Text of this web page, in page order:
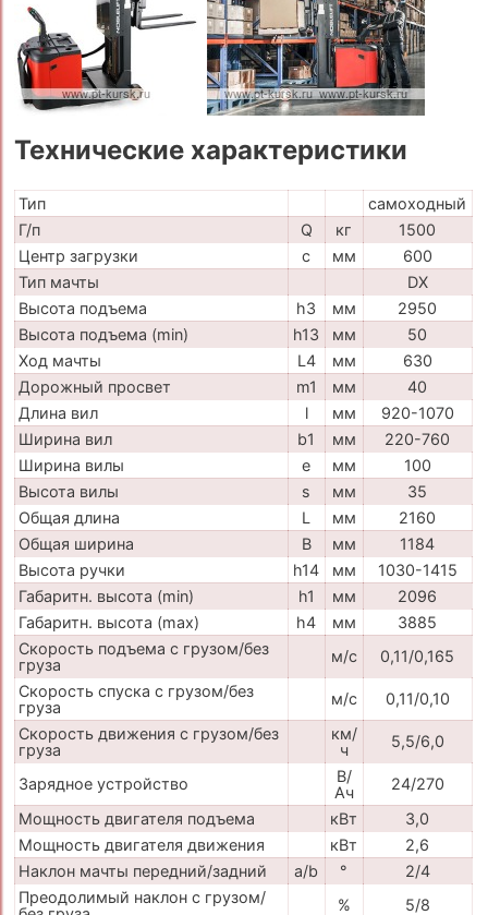
Технические характеристики
Тип
самоходный
Г/п
Q кг
1500
Центр загрузки
c мм
600
Тип мачты
DX
Высота подъема
h3 мм
2950
Высота подъема (min)
h13 мм
50
Ход мачты
L4 мм
630
Дорожный просвет
m1 мм
40
Длина вил
l мм
920-1070
Ширина вил
b1 мм
220-760
Ширина вилы
e мм
100
Высота вилы
s мм
35
Общая длина
L мм
2160
Общая ширина
B мм
1184
Высота ручки
h14 мм
1030-1415
Габаритн. высота (min)
h1 мм
2096
Габаритн. высота (max)
h4 мм
3885
Скорость подъема с грузом/без
груза
м/с
0,11/0,165
Скорость спуска с грузом/без
груза
м/с
0,11/0,10
Скорость движения с грузом/без
груза
км/
ч
5,5/6,0
Зарядное устройство
В/
Ач
24/270
Мощность двигателя подъема
кВт
3,0
Мощность двигателя движения
кВт
2,6
Наклон мачты передний/задний
a/b °
2/4
Преодолимый наклон с грузом/
%
5/8